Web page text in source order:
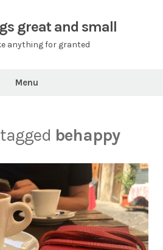
great and small
anything for granted
Menu
behappy